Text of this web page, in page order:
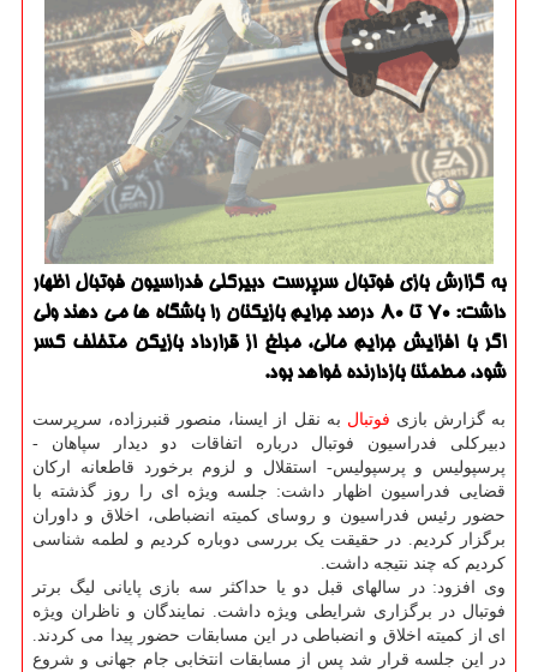
به گزارش بازی فوتبال سرپرست دبیرکلی فدراسیون فوتبال اظهار
داشت: 70 تا 80 درصد جرایم بازیکنان را باشگاه ها می دهند ولی
اگر با افزایش جرایم مالی، مبلغ از قرارداد بازیکن متخلف کسر
شود، مطمئنا بازدارنده خواهد بود.
به گزارش بازی فوتبال به نقل از ایسنا، منصور قنبرزاده، سرپرست
دبیرکلی فدراسیون فوتبال درباره اتفاقات دو دیدار سپاهان -
پرسپولیس و پرسپولیس- استقلال و لزوم برخورد قاطعانه ارکان
قضایی فدراسیون اظهار داشت: جلسه ویژه ای را روز گذشته با
حضور رئیس فدراسیون و روسای کمیته انضباطی، اخلاق و داوران
برگزار کردیم. در حقیقت یک بررسی دوباره کردیم و لطمه شناسی
کردیم که چند نتیجه داشت.
وی افزود: در سالهای قبل دو یا حداکثر سه بازی پایانی لیگ برتر
فوتبال در برگزاری شرایطی ویژه داشت. نمایندگان و ناظران ویژه
ای از کمیته اخلاق و انضباطی در این مسابقات حضور پیدا می کردند.
در این جلسه قرار شد پس از مسابقات انتخابی جام جهانی و شروع